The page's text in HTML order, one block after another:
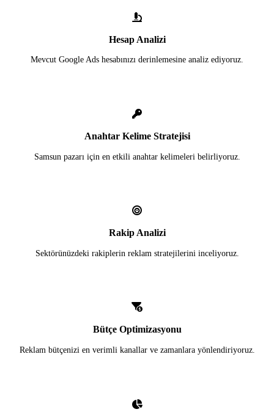
Hesap Analizi
Mevcut Google Ads hesabınızı derinlemesine analiz ediyoruz.
Anahtar Kelime Stratejisi
Samsun pazarı için en etkili anahtar kelimeleri belirliyoruz.
Rakip Analizi
Sektörünüzdeki rakiplerin reklam stratejilerini inceliyoruz.
Bütçe Optimizasyonu
Reklam bütçenizi en verimli kanallar ve zamanlara yönlendiriyoruz.